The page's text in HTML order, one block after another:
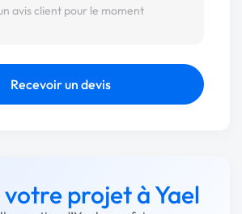
avis client pour le moment
Recevoir un devis
projet à Yael